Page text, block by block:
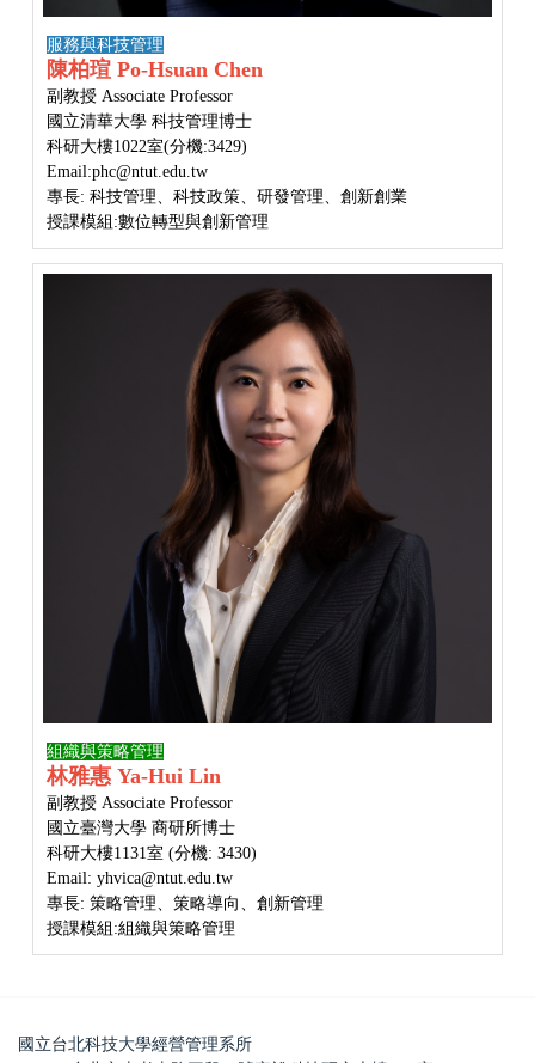
服務與科技管理
陳柏瑄 Po-Hsuan Chen
副教授 Associate Professor
國立清華大學 科技管理博士
科研大樓1022室(分機:3429)
Email:phc@ntut.edu.tw
專長: 科技管理、科技政策、研發管理、創新創業
授課模組:數位轉型與創新管理
組織與策略管理
林雅惠 Ya-Hui Lin
副教授 Associate Professor
國立臺灣大學 商研所博士
科研大樓1131室 (分機: 3430)
Email: yhvica@ntut.edu.tw
專長: 策略管理、策略導向、創新管理
授課模組:組織與策略管理
國立台北科技大學經營管理系所